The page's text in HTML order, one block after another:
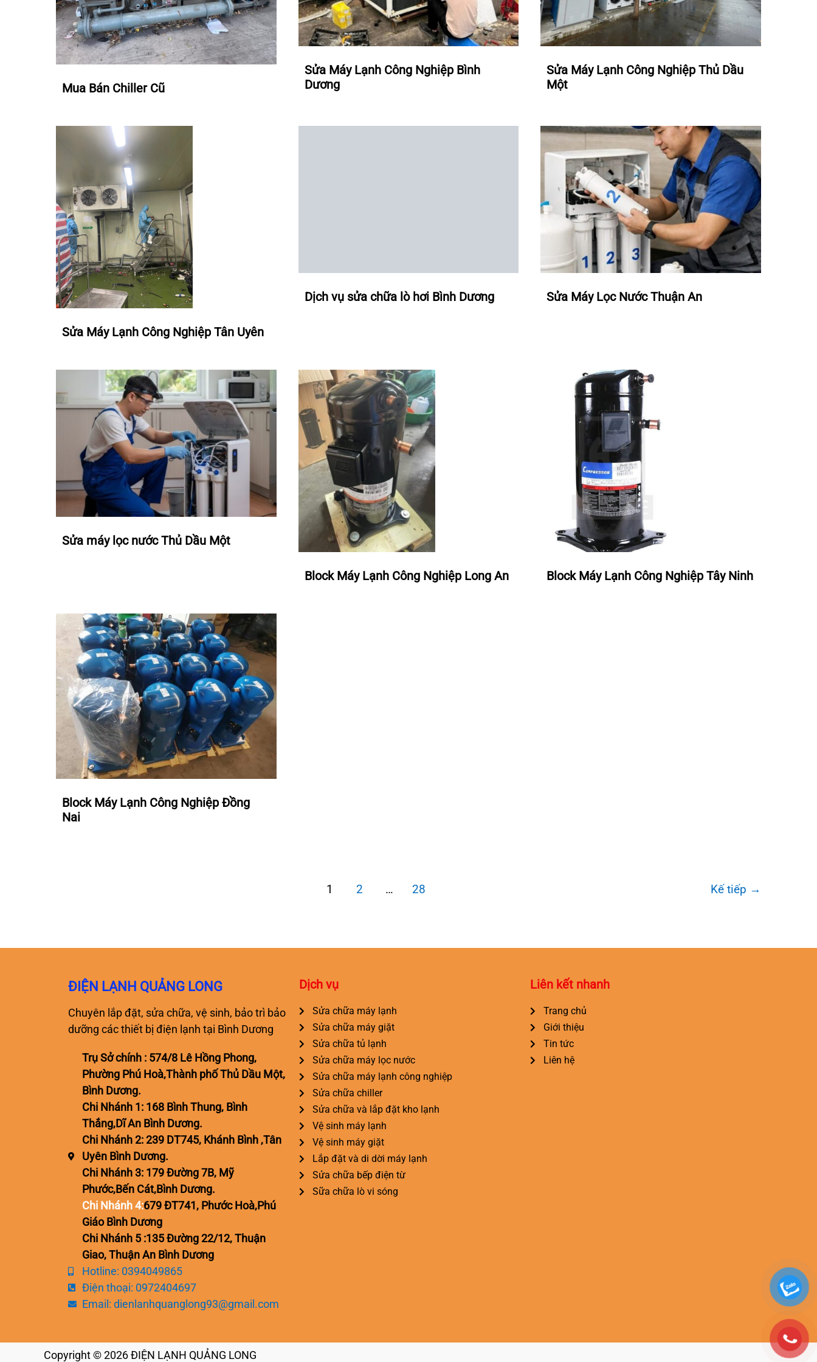
Mua Bán Chiller Cũ
Sửa Máy Lạnh Công Nghiệp Bình
Dương
Sửa Máy Lạnh Công Nghiệp Thủ Dầu
Một
Sửa Máy Lạnh Công Nghiệp Tân Uyên
Dịch vụ sửa chữa lò hơi Bình Dương Sửa Máy Lọc Nước Thuận An
Sửa máy lọc nước Thủ Dầu Một
Block Máy Lạnh Công Nghiệp Long An Block Máy Lạnh Công Nghiệp Tây Ninh
Block Máy Lạnh Công Nghiệp Đồng
Nai
1 2 … 28 Kế tiếp →
ĐIỆN LẠNH QUẢNG LONG
Chuyên lắp đặt, sửa chữa, vệ sinh, bảo trì bảo
dưỡng các thiết bị điện lạnh tại Bình Dương
Trụ Sở chính : 574/8 Lê Hồng Phong,
Phường Phú Hoà,Thành phố Thủ Dầu Một,
Bình Dương.
Chi Nhánh 1: 168 Bình Thung, Bình
Thắng,Dĩ An Bình Dương.
Chi Nhánh 2: 239 DT745, Khánh Bình ,Tân
Uyên Bình Dương.
Chi Nhánh 3: 179 Đường 7B, Mỹ
Phước,Bến Cát,Bình Dương.
Chi Nhánh 4:679 ĐT741, Phước Hoà,Phú
Giáo Bình Dương
Chi Nhánh 5 :135 Đường 22/12, Thuận
Giao, Thuận An Bình Dương
Hotline: 0394049865
Điện thoại: 0972404697
Email: dienlanhquanglong93@gmail.com
Dịch vụ
Sửa chữa máy lạnh
Sửa chữa máy giặt
Sửa chữa tủ lạnh
Sửa chữa máy lọc nước
Sửa chữa máy lạnh công nghiệp
Sửa chữa chiller
Sửa chữa và lắp đặt kho lạnh
Vệ sinh máy lạnh
Vệ sinh máy giặt
Lắp đặt và di dời máy lạnh
Sửa chữa bếp điện từ
Sữa chữa lò vi sóng
Liên kết nhanh
Trang chủ
Giới thiệu
Tin tức
Liên hệ
Copyright © 2026 ĐIỆN LẠNH QUẢNG LONG